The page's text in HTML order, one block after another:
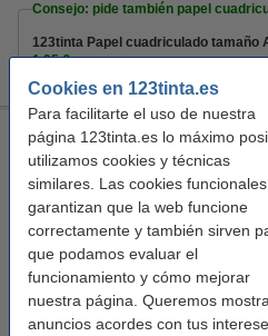
Cookies en 123tinta.es
Para facilitarte el uso de nuestra
página 123tinta.es lo máximo
utilizamos cookies y técnicas
similares. Las cookies funcionales
garantizan que la web funcione
correctamente y también sirven
que podamos evaluar el
funcionamiento y cómo mejorar
nuestra página. Queremos
anuncios acordes con tus
Consejo: pide también papel
123tinta Papel cuadriculado tamaño
1,95 €
Stabilo Point 88 Rotulador de
Stabilo naranja/
Ver
En stock
¡Recíbelo en 24
0,95 €